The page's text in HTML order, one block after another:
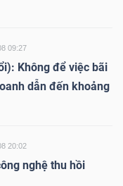
09:27
Không để việc bãi
dẫn đến khoảng
20:02
nghệ thu hồi